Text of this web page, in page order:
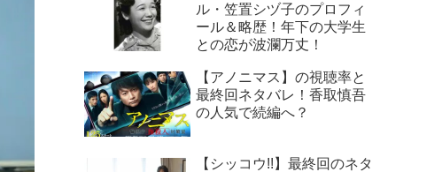
ル・笠置シヅ子のプロフィ
ール＆略歴！年下の大学生
との恋が波瀾万丈！
【アノニマス】の視聴率と
最終回ネタバレ！香取慎吾
の人気で続編へ？
【シッコウ!!】最終回のネタ